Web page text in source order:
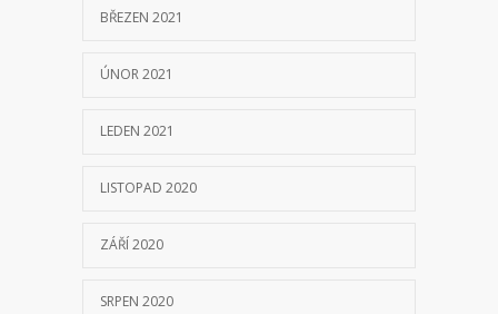
BŘEZEN 2021
ÚNOR 2021
LEDEN 2021
LISTOPAD 2020
ZÁŘÍ 2020
SRPEN 2020